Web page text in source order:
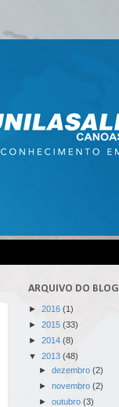
ARQUIVO DO BLOG
► 2016 (1)
► 2015 (33)
► 2014 (8)
▼ 2013 (48)
► dezembro (2)
► novembro (2)
► outubro (3)